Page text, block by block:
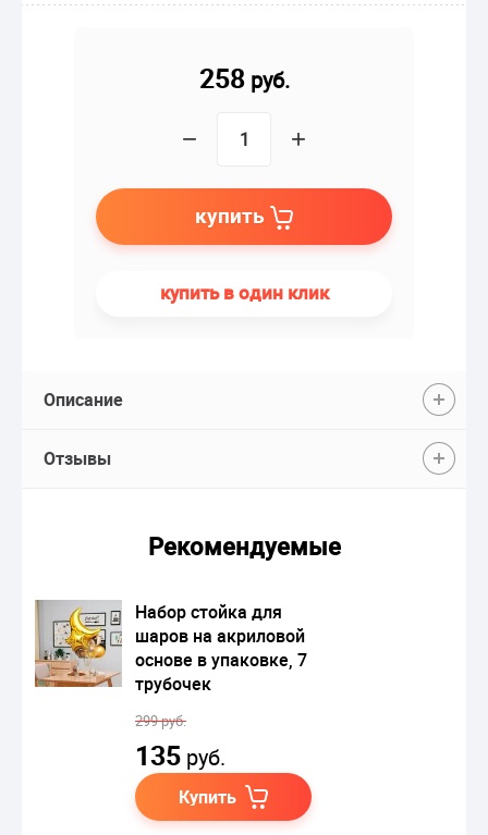
258руб.
− +
купить
купить в один клик
Описание
Отзывы
Рекомендуемые
Набор стойка для
шаров на акриловой
основе в упаковке, 7
трубочек
299 руб.
135 руб.
Купить